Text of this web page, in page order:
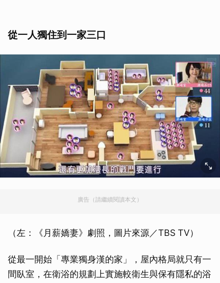
從一人獨住到一家三口
廣告（請繼續閱讀本文）
（左：《月薪嬌妻》劇照，圖片來源／TBS TV）
從最一開始「專業獨身漢的家」，屋內格局就只有一
間臥室，在衛浴的規劃上實施較衛生與保有隱私的浴